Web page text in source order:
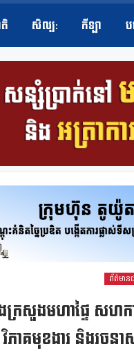
សិល្ប​: កីឡា ប
ព័ត៌មាន
សួងមហាផ្ទៃ សហក
វិភាគមុខងារ និងរចនា